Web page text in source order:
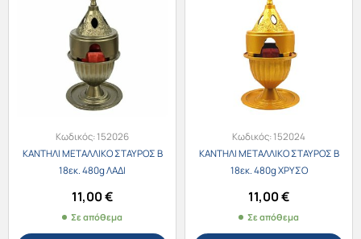
Κωδικός:152026
ΚΑΝΤΗΛΙ ΜΕΤΑΛΛΙΚΟ ΣΤΑΥΡΟΣ Β
18εκ. 480g ΛΑΔΙ
11,00€
Σε απόθεμα
Κωδικός:152024
ΚΑΝΤΗΛΙ ΜΕΤΑΛΛΙΚΟ ΣΤΑΥΡΟΣ Β
18εκ. 480g ΧΡΥΣΟ
11,00€
Σε απόθεμα